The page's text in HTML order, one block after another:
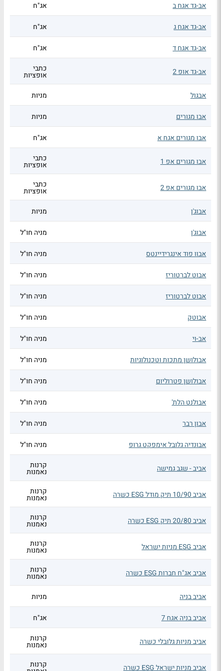
אב-גד אגח ב אג"ח
אב-גד אגח ג אג"ח
אב-גד אגח ד אג"ח
אב-גד אופ 2 כתבי
אופציות
אבגול
מניות
אבו מגורים מניות
אבו מגורים אגח א אג"ח
אבו מגורים אפ 1 כתבי
אופציות
אבו מגורים אפ 2 כתבי
אופציות
אבוג'ן
מניות
אבוג'ן מניה חו"ל
אבוו פוד אינגרידיינטס מניה חו"ל
אבוט לברטוריז מניה חו"ל
אבוט לברטוריז מניה חו"ל
אבוטק מניה חו"ל
אב-וי מניה חו"ל
אבולושן מתכות וטכנולוגיות מניה חו"ל
אבולושן פטרוליום מניה חו"ל
אבולנט הלת' מניה חו"ל
אבון רבר מניה חו"ל
אבונדיה גלובל אימפקט גרופ מניה חו"ל
אביב - שגב גמישה קרנות
נאמנות
אביב 10/90 תיק מודל ESG כשרה קרנות
נאמנות
אביב 20/80 תיק ESG כשרה קרנות
נאמנות
אביב ESG מניות ישראל קרנות
נאמנות
אביב אג"ח חברות ESG כשרה קרנות
נאמנות
אביב בניה
מניות
אביב בניה אגח 7 אג"ח
אביב מניות גלובלי כשרה קרנות
נאמנות
אביב מניות ישראל ESG כשרה קרנות